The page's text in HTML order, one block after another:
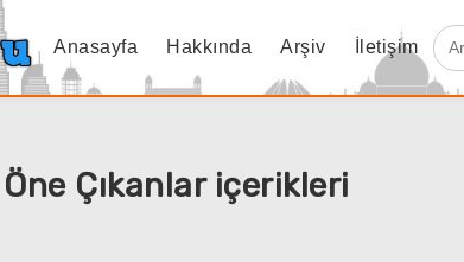
Anasayfa Hakkında Arşiv İletişim
Öne Çıkanlar içerikleri